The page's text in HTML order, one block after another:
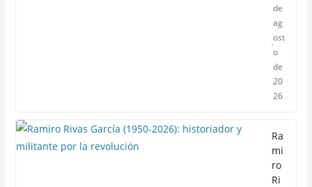
de
ag
ost
o
de
20
26
Ra
mi
ro
Ri